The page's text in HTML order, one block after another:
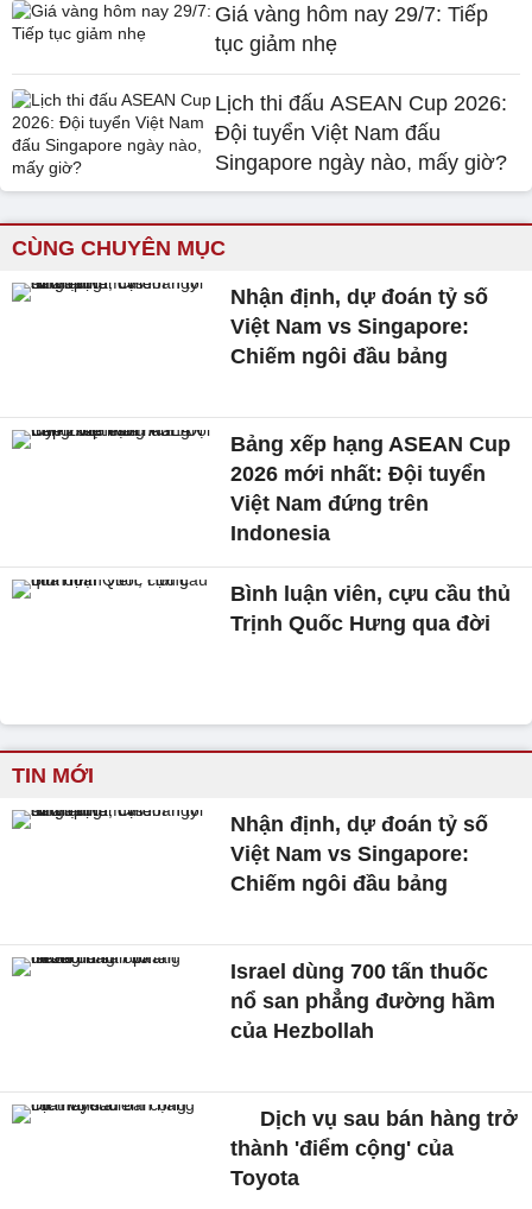
Giá vàng hôm nay 29/7: Tiếp
tục giảm nhẹ
Lịch thi đấu ASEAN Cup 2026:
Đội tuyển Việt Nam đấu
Singapore ngày nào, mấy giờ?
CÙNG CHUYÊN MỤC
Nhận định, dự đoán tỷ số
Việt Nam vs Singapore:
Chiếm ngôi đầu bảng
Bảng xếp hạng ASEAN Cup
2026 mới nhất: Đội tuyển
Việt Nam đứng trên
Indonesia
Bình luận viên, cựu cầu thủ
Trịnh Quốc Hưng qua đời
TIN MỚI
Nhận định, dự đoán tỷ số
Việt Nam vs Singapore:
Chiếm ngôi đầu bảng
Israel dùng 700 tấn thuốc
nổ san phẳng đường hầm
của Hezbollah
Dịch vụ sau bán hàng trở
thành 'điểm cộng' của
Toyota